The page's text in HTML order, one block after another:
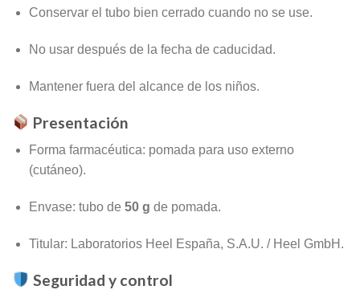
Conservar el tubo bien cerrado cuando no se use.
No usar después de la fecha de caducidad.
Mantener fuera del alcance de los niños.
Presentación
Forma farmacéutica: pomada para uso externo
(cutáneo).
Envase: tubo de 50 g de pomada.
Titular: Laboratorios Heel España, S.A.U. / Heel GmbH.
Seguridad y control